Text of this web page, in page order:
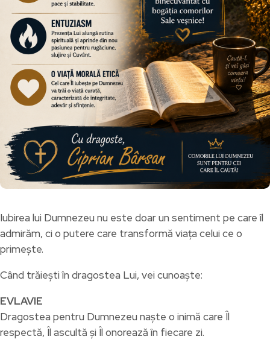
Iubirea lui Dumnezeu nu este doar un sentiment pe care îl
admirăm, ci o putere care transformă viața celui ce o
primește.
Când trăiești în dragostea Lui, vei cunoaște:
EVLAVIE
Dragostea pentru Dumnezeu naște o inimă care Îl
respectă, Îl ascultă și Îl onorează în fiecare zi.